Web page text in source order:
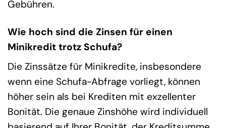
Gebühren.
Wie hoch sind die Zinsen für einen
Minikredit trotz Schufa?
Die Zinssätze für Minikredite, insbesondere
wenn eine Schufa-Abfrage vorliegt, können
höher sein als bei Krediten mit exzellenter
Bonität. Die genaue Zinshöhe wird individuell